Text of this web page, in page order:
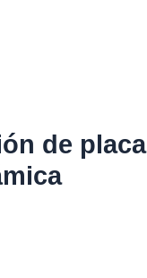
de placa